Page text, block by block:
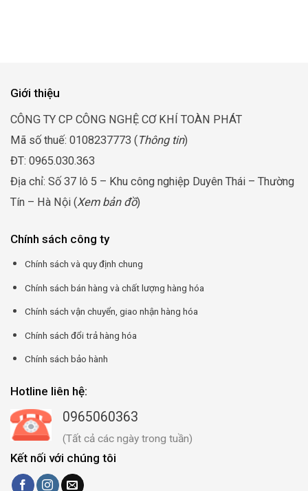
Giới thiệu
CÔNG TY CP CÔNG NGHỆ CƠ KHÍ TOÀN PHÁT
Mã số thuế: 0108237773 (Thông tin)
ĐT: 0965.030.363
Địa chỉ: Số 37 lô 5 – Khu công nghiệp Duyên Thái – Thường
Tín – Hà Nội (Xem bản đồ)
Chính sách công ty
Chính sách và quy định chung
Chính sách bán hàng và chất lượng hàng hóa
Chính sách vận chuyển, giao nhận hàng hóa
Chính sách đổi trả hàng hóa
Chính sách bảo hành
Hotline liên hệ:
0965060363
(Tất cả các ngày trong tuần)
Kết nối với chúng tôi